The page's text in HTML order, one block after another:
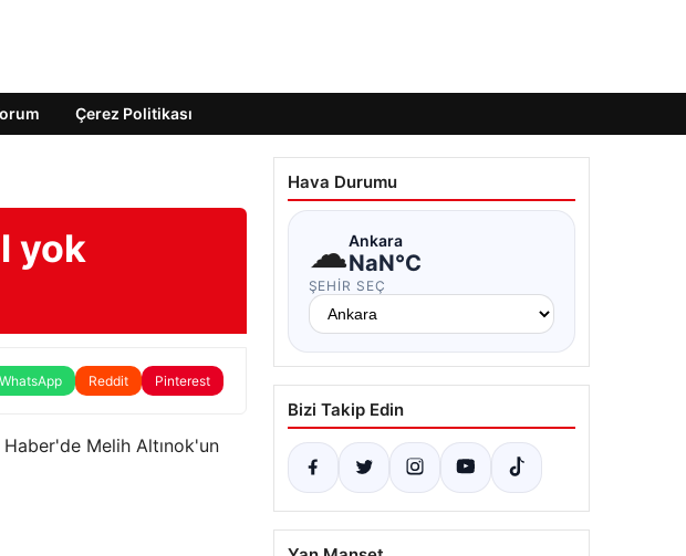
Çerez Politikası
yok
WhatsApp Reddit Pinterest
Melih Altınok'un
Hava Durumu
☁Ankara
NaN°C
ŞEHIR SEÇ
Bizi Takip Edin